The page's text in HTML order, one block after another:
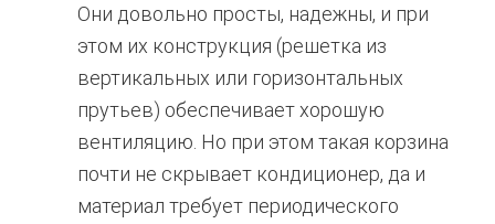
Они довольно просты, надежны, и при
этом их конструкция (решетка из
вертикальных или горизонтальных
прутьев) обеспечивает хорошую
вентиляцию. Но при этом такая корзина
почти не скрывает кондиционер, да и
материал требует периодического